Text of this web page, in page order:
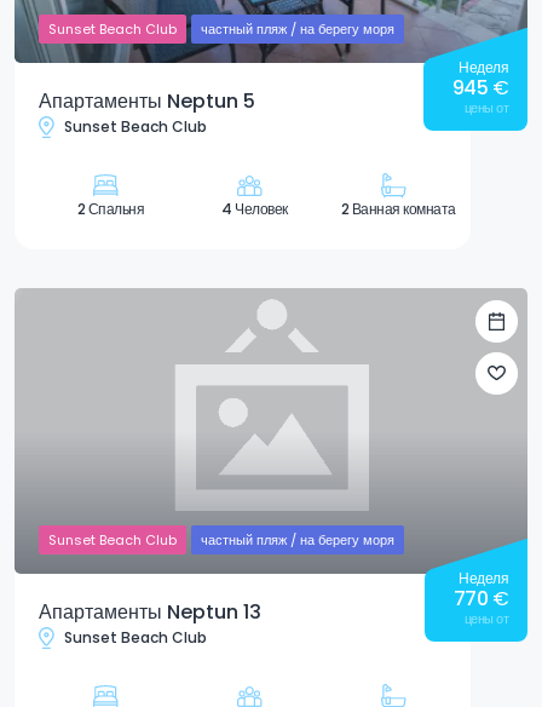
Sunset Beach Club частный пляж / на берегу моря
Апартаменты Neptun 5
Sunset Beach Club
Неделя
945 €
цены от
2 Спальня 4 Человек 2 Ванная комната
Sunset Beach Club частный пляж / на берегу моря
Апартаменты Neptun 13
Sunset Beach Club
Неделя
770 €
цены от